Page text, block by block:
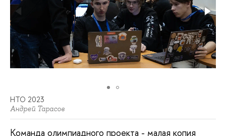
НТО 2023
Андрей Тарасов
Команда олимпиадного проекта - малая копия